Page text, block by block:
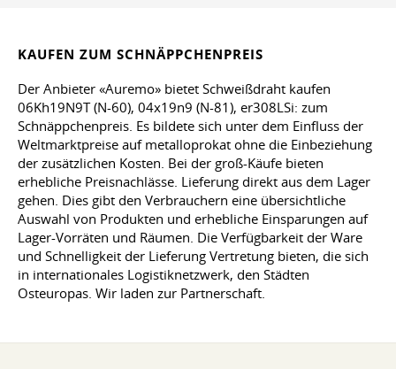
KAUFEN ZUM SCHNÄPPCHENPREIS
Der Anbieter «Auremo» bietet Schweißdraht kaufen
06Kh19N9T (N-60), 04x19n9 (N-81), er308LSi: zum
Schnäppchenpreis. Es bildete sich unter dem Einfluss der
Weltmarktpreise auf metalloprokat ohne die Einbeziehung
der zusätzlichen Kosten. Bei der groß-Käufe bieten
erhebliche Preisnachlässe. Lieferung direkt aus dem Lager
gehen. Dies gibt den Verbrauchern eine übersichtliche
Auswahl von Produkten und erhebliche Einsparungen auf
Lager-Vorräten und Räumen. Die Verfügbarkeit der Ware
und Schnelligkeit der Lieferung Vertretung bieten, die sich
in internationales Logistiknetzwerk, den Städten
Osteuropas. Wir laden zur Partnerschaft.